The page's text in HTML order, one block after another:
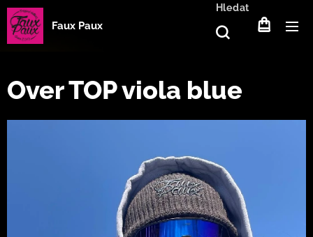
Faux Paux
Hledat
Over TOP viola blue